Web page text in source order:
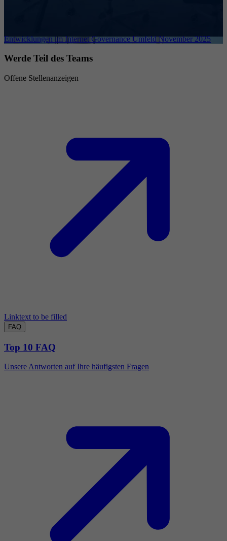
Entwicklungen im Internet Governance Umfeld November 2025
Werde Teil des Teams
Offene Stellenanzeigen
Linktext to be filled
FAQ
Top 10 FAQ
Unsere Antworten auf Ihre häufigsten Fragen